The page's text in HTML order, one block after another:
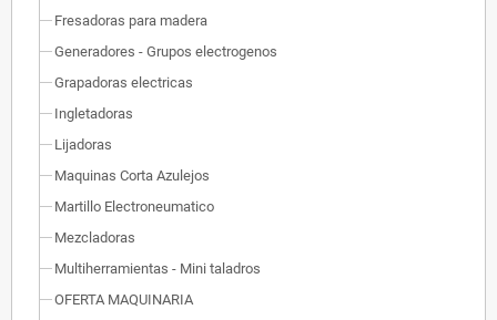
Fresadoras para madera
Generadores - Grupos electrogenos
Grapadoras electricas
Ingletadoras
Lijadoras
Maquinas Corta Azulejos
Martillo Electroneumatico
Mezcladoras
Multiherramientas - Mini taladros
OFERTA MAQUINARIA